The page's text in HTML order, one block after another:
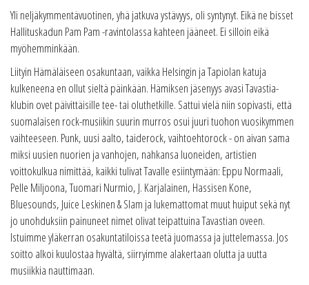
Yli neljäkymmentävuotinen, yhä jatkuva ystävyys, oli syntynyt. Eikä ne bisset
Hallituskadun Pam Pam -ravintolassa kahteen jääneet. Ei silloin eikä
myöhemminkään.
Liityin Hämäläiseen osakuntaan, vaikka Helsingin ja Tapiolan katuja
kulkeneena en ollut sieltä päinkään. Hämiksen jäsenyys avasi Tavastia-
klubin ovet päivittäisille tee- tai oluthetkille. Sattui vielä niin sopivasti, että
suomalaisen rock-musiikin suurin murros osui juuri tuohon vuosikymmen
vaihteeseen. Punk, uusi aalto, taiderock, vaihtoehtorock - on aivan sama
miksi uusien nuorien ja vanhojen, nahkansa luoneiden, artistien
voittokulkua nimittää, kaikki tulivat Tavalle esiintymään: Eppu Normaali,
Pelle Miljoona, Tuomari Nurmio, J. Karjalainen, Hassisen Kone,
Bluesounds, Juice Leskinen & Slam ja lukemattomat muut huiput sekä nyt
jo unohduksiin painuneet nimet olivat teipattuina Tavastian oveen.
Istuimme yläkerran osakuntatiloissa teetä juomassa ja juttelemassa. Jos
soitto alkoi kuulostaa hyvältä, siirryimme alakertaan olutta ja uutta
musiikkia nauttimaan.